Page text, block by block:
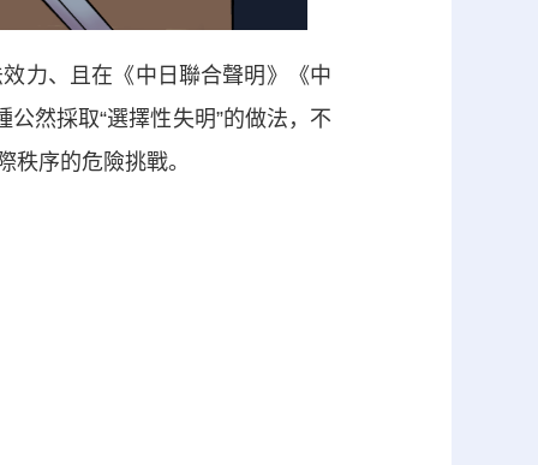
力、且在《中日聯合聲明》《中
然採取“選擇性失明”的做法，不
序的危險挑戰。